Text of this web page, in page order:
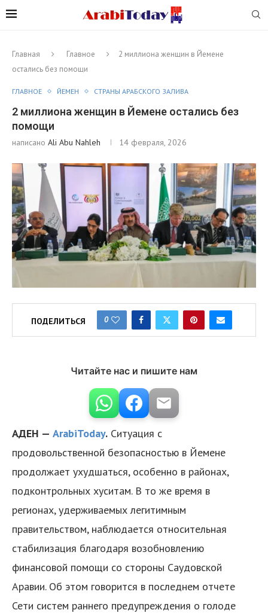
Главная Главное
2 миллиона женщин в Йемене
остались без помощи
ГЛАВНОЕ ЙЕМЕН СТРАНЫ АРАБСКОГО ЗАЛИВА
2 миллиона женщин в Йемене остались без
помощи
написано Ali Abu Nahleh 14 февраля, 2026
ПОДЕЛИТЬСЯ 0
Читайте нас и пишите нам
АДЕН — ArabiToday. Ситуация с
продовольственной безопасностью в Йемене
продолжает ухудшаться, особенно в районах,
подконтрольных хуситам. В то же время в
регионах, удерживаемых легитимным
правительством, наблюдается относительная
стабилизация благодаря возобновлению
финансовой помощи со стороны Саудовской
Аравии. Об этом говорится в последнем отчете
Сети систем раннего предупреждения о голоде